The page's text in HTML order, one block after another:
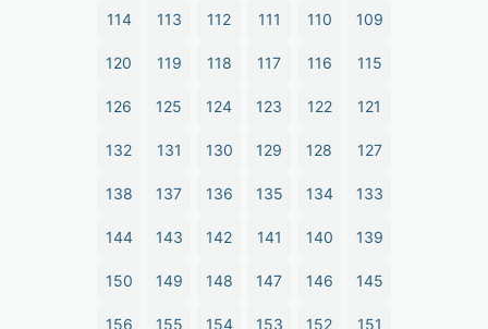
109
110
111
112
113
114
115
116
117
118
119
120
121
122
123
124
125
126
127
128
129
130
131
132
133
134
135
136
137
138
139
140
141
142
143
144
145
146
147
148
149
150
151
152
153
154
155
156